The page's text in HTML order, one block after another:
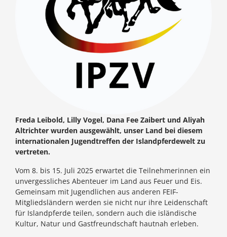
Freda Leibold, Lilly Vogel, Dana Fee Zaibert und Aliyah
Altrichter wurden ausgewählt, unser Land bei diesem
internationalen Jugendtreffen der Islandpferdewelt zu
vertreten.
Vom 8. bis 15. Juli 2025 erwartet die Teilnehmerinnen ein
unvergessliches Abenteuer im Land aus Feuer und Eis.
Gemeinsam mit Jugendlichen aus anderen FEIF-
Mitgliedsländern werden sie nicht nur ihre Leidenschaft
für Islandpferde teilen, sondern auch die isländische
Kultur, Natur und Gastfreundschaft hautnah erleben.